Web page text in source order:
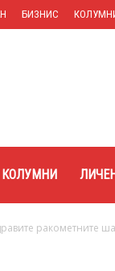
БИЗНИС
КОЛУМНИ
ракометните